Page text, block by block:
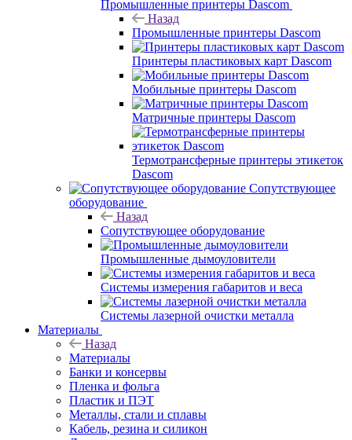
Промышленные принтеры Dascom
Назад
Промышленные принтеры Dascom
Принтеры пластиковых карт Dascom
Мобильные принтеры Dascom
Матричные принтеры Dascom
Термотрансферные принтеры этикеток
Dascom
Сопутствующее
оборудование
Назад
Сопутствующее оборудование
Промышленные дымоуловители
Системы измерения габаритов и веса
Системы лазерной очистки металла
Материалы
Назад
Материалы
Банки и консервы
Пленка и фольга
Пластик и ПЭТ
Металлы, стали и сплавы
Кабель, резина и силикон